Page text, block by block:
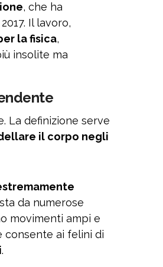
, che ha
Il lavoro,
la fisica,
insolite ma
La definizione serve
il corpo negli
da numerose
movimenti ampi e
consente ai felini di
.